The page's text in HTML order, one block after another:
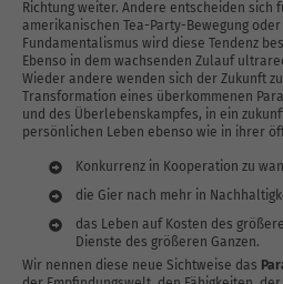
Richtung weiter. Andere entscheiden sich
amerikanischen Tea-Party-Bewegung
Fundamentalismus wird diese Tendenz
Ebenso in dem wachsenden Zulauf
Wieder andere wenden sich der Zukunft
Transformation eines überkommenen
und des Überlebenskampfes, in ein
persönlichen Leben ebenso wie in ihrer
Konkurrenz in Kooperation zu
die Gier nach mehr in
das Leben auf Kosten des
Dienste des größeren Ganzen.
Wir nennen diese neue Sichtweise das